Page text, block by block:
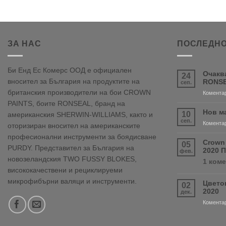
ЗА НАС
Би Енд Ес Комерс ООД е официален
вносител за България на продуктите на
британския производители на бои CROWN
PAINTS, боите RONSEAL, бранд на
американския SHERWIN-WILLIAMS, както и
оторизиран вносител на американските
професионални инструменти за боядисване
PURDY. Представител за България на
новозеландския TWO FUSSY BLOKES,
висококачествени и рециклируеми
микрофибърни валяци и инструменти.
24
сеп.
10
сеп.
Нов
05
фев.
2020
1
02
дек.
2020